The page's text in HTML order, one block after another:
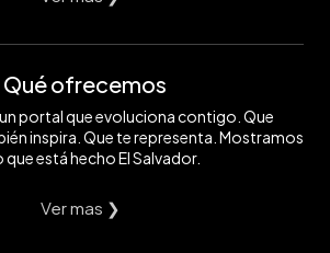
Qué ofrecemos
portal que evoluciona contigo. Que
inspira. Que te representa. Mostramos
que está hecho El Salvador.
Ver mas ❯